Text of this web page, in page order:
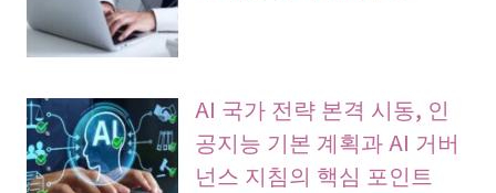
AI 국가 전략 본격 시동, 인
공지능 기본 계획과 AI 거버
넌스 지침의 핵심 포인트